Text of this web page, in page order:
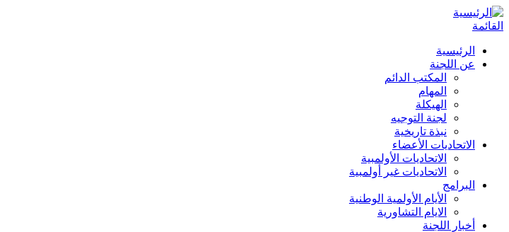
القائمة
الرئيسية
عن اللجنة
المكتب الدائم
المهام
الهيكلة
لجنة التوجيه
نبذة تاريخية
الاتحاديات الأعضاء
الاتحاديات الأولمبية
الاتحاديات غير أولمبية
البرامج
الأيام الأولمية الوطنية
الايام التشاورية
أخبار اللجنة